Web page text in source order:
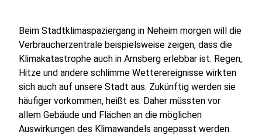
Beim Stadtklimaspaziergang in Neheim morgen will die
Verbraucherzentrale beispielsweise zeigen, dass die
Klimakatastrophe auch in Arnsberg erlebbar ist. Regen,
Hitze und andere schlimme Wetterereignisse wirkten
sich auch auf unsere Stadt aus. Zukünftig werden sie
häufiger vorkommen, heißt es. Daher müssten vor
allem Gebäude und Flächen an die möglichen
Auswirkungen des Klimawandels angepasst werden.